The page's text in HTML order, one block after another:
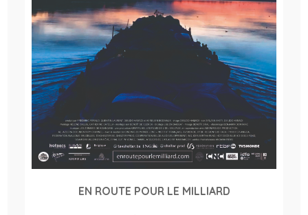
EN ROUTE POUR LE MILLIARD